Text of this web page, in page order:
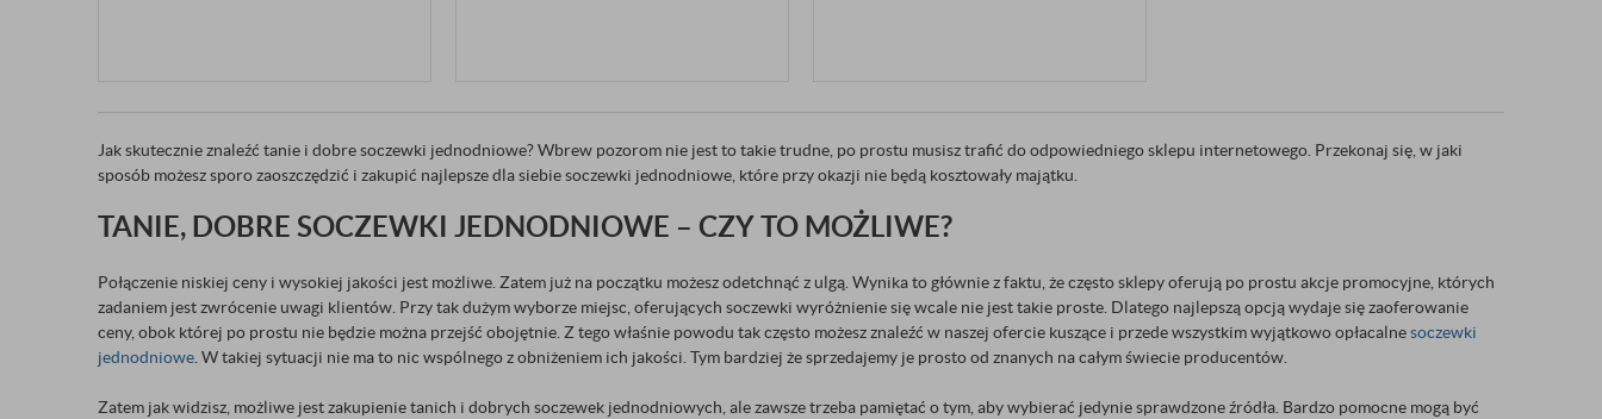
Jak skutecznie znaleźć tanie i dobre soczewki jednodniowe? Wbrew pozorom nie jest to takie trudne, po prostu musisz trafić do odpowiedniego sklepu internetowego. Przekonaj się, w jaki
sposób możesz sporo zaoszczędzić i zakupić najlepsze dla siebie soczewki jednodniowe, które przy okazji nie będą kosztowały majątku.
TANIE, DOBRE SOCZEWKI JEDNODNIOWE – CZY TO MOŻLIWE?
Połączenie niskiej ceny i wysokiej jakości jest możliwe. Zatem już na początku możesz odetchnąć z ulgą. Wynika to głównie z faktu, że często sklepy oferują po prostu akcje promocyjne, których
zadaniem jest zwrócenie uwagi klientów. Przy tak dużym wyborze miejsc, oferujących soczewki wyróżnienie się wcale nie jest takie proste. Dlatego najlepszą opcją wydaje się zaoferowanie
ceny, obok której po prostu nie będzie można przejść obojętnie. Z tego właśnie powodu tak często możesz znaleźć w naszej ofercie kuszące i przede wszystkim wyjątkowo opłacalnesoczewki
jednodniowe . W takiej sytuacji nie ma to nic wspólnego z obniżeniem ich jakości. Tym bardziej że sprzedajemy je prosto od znanych na całym świecie producentów.
Zatem jak widzisz, możliwe jest zakupienie tanich i dobrych soczewek jednodniowych, ale zawsze trzeba pamiętać o tym, aby wybierać jedynie sprawdzone źródła. Bardzo pomocne mogą być